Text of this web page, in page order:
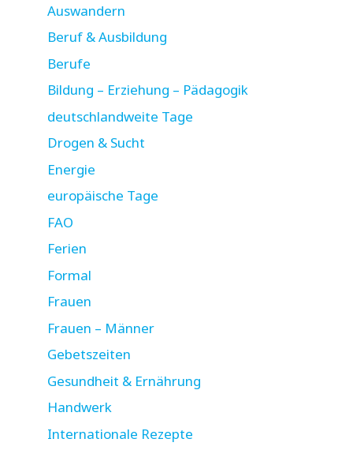
Auswandern
Beruf & Ausbildung
Berufe
Bildung – Erziehung – Pädagogik
deutschlandweite Tage
Drogen & Sucht
Energie
europäische Tage
FAO
Ferien
Formal
Frauen
Frauen – Männer
Gebetszeiten
Gesundheit & Ernährung
Handwerk
Internationale Rezepte